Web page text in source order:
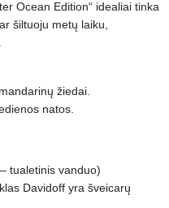
Ocean Edition“ idealiai tinka
šiltuoju metų laiku,
žiedai.
natos.
tualetinis vanduo)
Davidoff yra šveicarų